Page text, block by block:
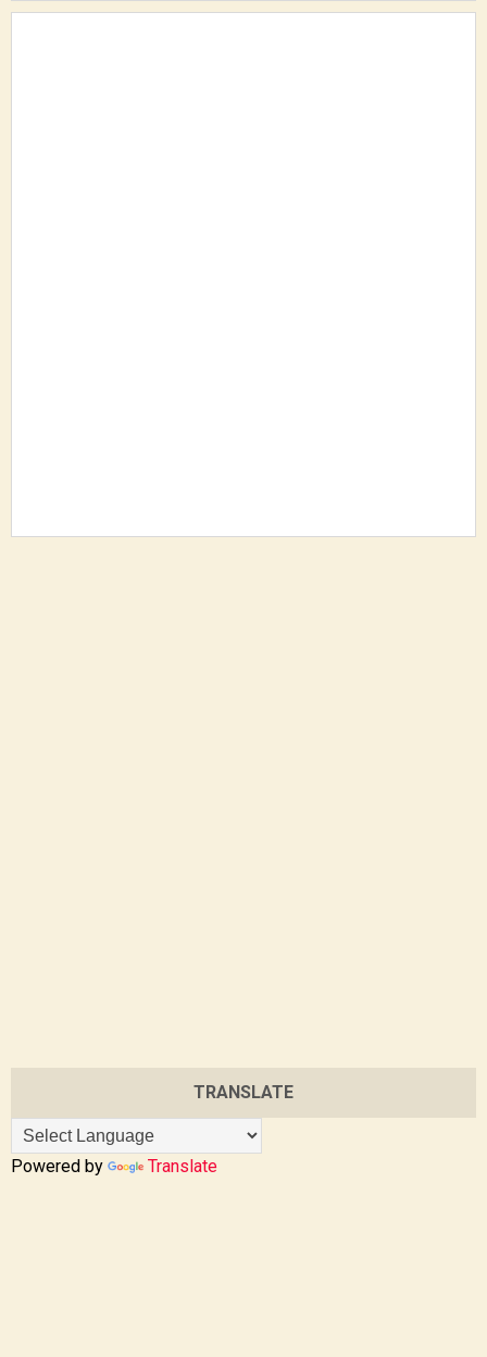
TRANSLATE
Powered by Translate